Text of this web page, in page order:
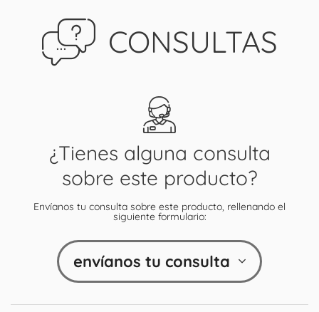
CONSULTAS
¿Tienes alguna consulta
sobre este producto?
Envíanos tu consulta sobre este producto, rellenando el
siguiente formulario:
envíanos tu consulta